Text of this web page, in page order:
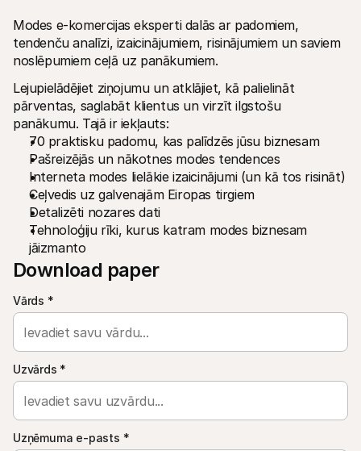
Tehniskie resursi
Izstrādātāju portāls
Atklājiet izstrādātāju resursus un jaunumus
Bibliotēkas
Integrējiet Mollie ar gatavām bibliotēkām
Discord kopiena
Pievienojieties mūsu izstrādātāju kopienai
Par Mollie
Cenas
Skatīt mūsu cenas
Par mums
Uzziniet vairāk par mūsu stāstu un
vērtībām
Jaunumi
Lasiet jaunākās Mollie ziņas
Nāc strādāt pie mums – mēs
Pircējiem
Mollie klientiem
Sazinieties ar pārdošanas komandu
Atklājiet, kā mēs varam palīdzēt jūsu uzņēmumam
Modes e-komercijas eksperti dalās ar padomiem,
tendenču analīzi, izaicinājumiem, risinājumiem un saviem
noslēpumiem ceļā uz panākumiem.
Lejupielādējiet ziņojumu un atklājiet, kā palielināt
pārventas, saglabāt klientus un virzīt ilgstošu
panākumu. Tajā ir iekļauts:
70 praktisku padomu, kas palīdzēs jūsu biznesam
Pašreizējās un nākotnes modes tendences
Interneta modes lielākie izaicinājumi (un kā tos risināt)
Ceļvedis uz galvenajām Eiropas tirgiem
Detalizēti nozares dati
Tehnoloģiju rīki, kurus katram modes biznesam
jāizmanto
Download paper
Vārds *
Uzvārds *
Uzņēmuma e-pasts *